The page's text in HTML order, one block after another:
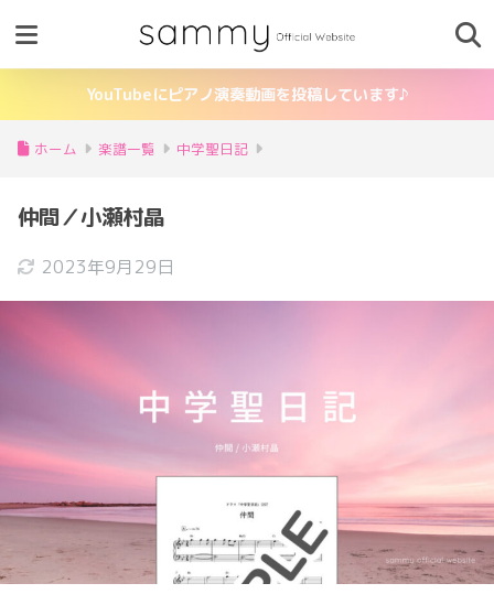
YouTubeにピアノ演奏動画を投稿しています♪
ホーム 楽譜一覧 中学聖日記
仲間／小瀬村晶
2023年9月29日